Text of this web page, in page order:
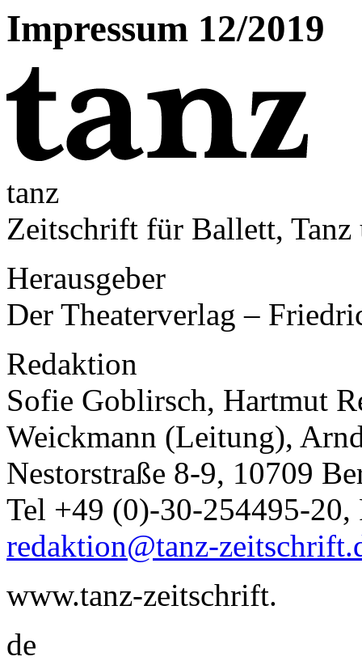
Impressum 12/2019
tanz
Zeitschrift für Ballett, Tanz
Herausgeber
Der Theaterverlag –
Redaktion
Sofie Goblirsch, Hartmut
Weickmann (Leitung),
Nestorstraße 8-9, 10709
Tel +49 (0)-30-254495-
redaktion@tanz-
www.tanz-zeitschrift.
de